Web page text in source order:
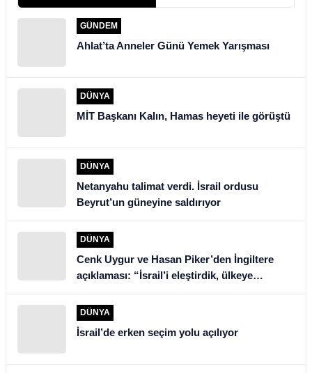
GÜNDEM
Ahlat’ta Anneler Günü Yemek Yarışması
DÜNYA
MİT Başkanı Kalın, Hamas heyeti ile görüştü
DÜNYA
Netanyahu talimat verdi. İsrail ordusu
Beyrut’un güneyine saldırıyor
DÜNYA
Cenk Uygur ve Hasan Piker’den İngiltere
açıklaması: “İsrail’i eleştirdik, ülkeye
alınmadık”
DÜNYA
İsrail’de erken seçim yolu açılıyor